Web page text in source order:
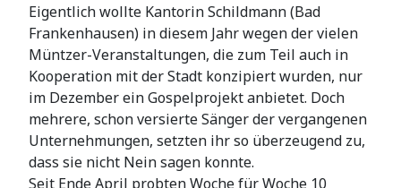
Eigentlich wollte Kantorin Schildmann (Bad
Frankenhausen) in diesem Jahr wegen der vielen
Müntzer-Veranstaltungen, die zum Teil auch in
Kooperation mit der Stadt konzipiert wurden, nur
im Dezember ein Gospelprojekt anbietet. Doch
mehrere, schon versierte Sänger der vergangenen
Unternehmungen, setzten ihr so überzeugend zu,
dass sie nicht Nein sagen konnte.
Seit Ende April probten Woche für Woche 10